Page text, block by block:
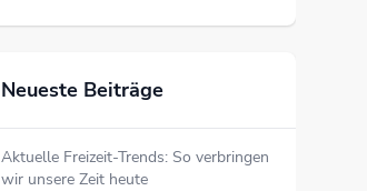
Neueste Beiträge
Aktuelle Freizeit-Trends: So verbringen
wir unsere Zeit heute